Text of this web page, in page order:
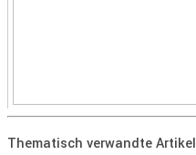
Thematisch verwandte Artikel